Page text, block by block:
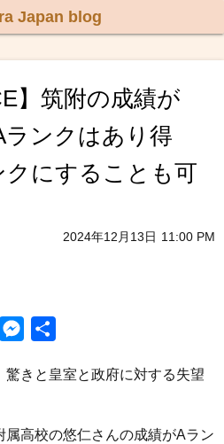
Japan blog
】筑附の成績が
ンクはあり得
にすることも可
2024年12月13日 11:00 PM
M
s
e
きと皇室と政府に対する失望
属高校の悠仁さんの成績がAラン